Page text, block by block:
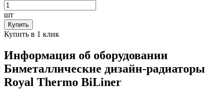
шт
Купить
Купить в 1 клик
Информация об оборудовании
Биметаллические дизайн-радиаторы
Royal Thermo BiLiner